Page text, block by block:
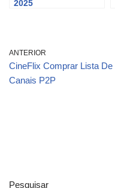
2025
ANTERIOR
CineFlix Comprar Lista De
Canais P2P
Pesquisar